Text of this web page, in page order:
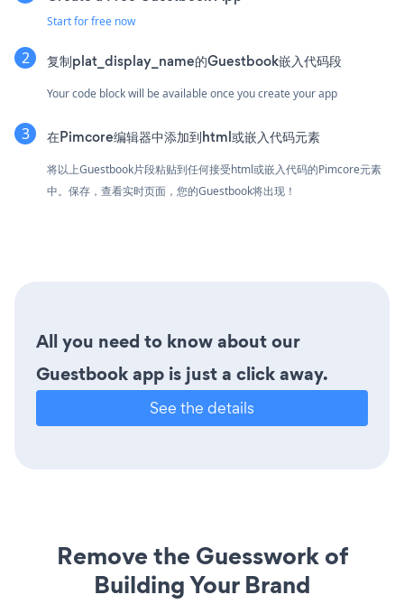
Start for free now
复制plat_display_name的Guestbook嵌入代码段
Your code block will be available once you create your app
在Pimcore编辑器中添加到html或嵌入代码元素
将以上Guestbook片段粘贴到任何接受html或嵌入代码的Pimcore元素
中。保存，查看实时页面，您的Guestbook将出现！
All you need to know about our
Guestbook app is just a click away.
See the details
Remove the Guesswork of
Building Your Brand